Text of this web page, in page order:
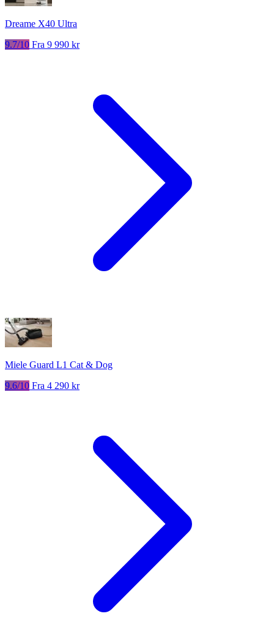
Dreame X40 Ultra
9.7/10 Fra 9 990 kr
Miele Guard L1 Cat & Dog
9.6/10 Fra 4 290 kr